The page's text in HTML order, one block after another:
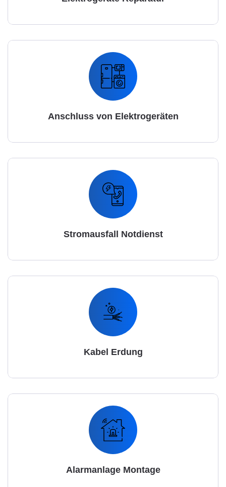
Anschluss von Elektrogeräten
Stromausfall Notdienst
Kabel Erdung
Alarmanlage Montage